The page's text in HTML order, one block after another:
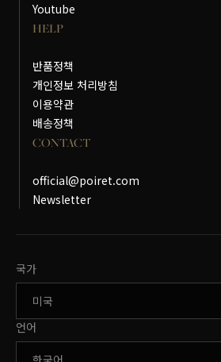
Youtube
HELP
반품정책
개인정보 처리방침
이용약관
배송정책
CONTACT
official@poiret.com
Newsletter
국가
국가변경
언어
언어변경